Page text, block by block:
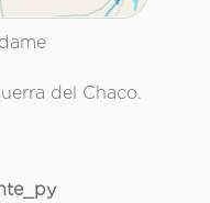
del Chaco.